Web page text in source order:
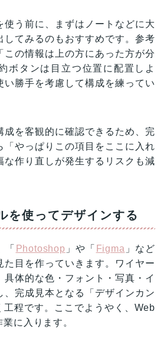
使う前に、まずはノートなどに大
してみるのもおすすめです。参考
この情報は上の方にあった方が分
ボタンは目立つ位置に配置しよ
い勝手を考慮して構成を練ってい
成を客観的に確認できるため、完
「やっぱりこの項目をここに入れ
な作り直しが発生するリスクも減
を使ってデザインする
Photoshop 」や「 Figma 」など
た目を作っていきます。ワイヤー
具体的な色・フォント・写真・イ
、完成見本となる「デザインカン
工程です。ここでようやく、Web
に入ります。